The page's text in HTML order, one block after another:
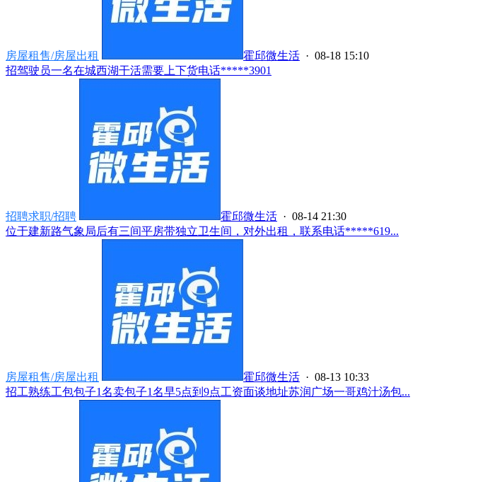
房屋租售/房屋出租 霍邱微生活 · 08-18 15:10
招驾驶员一名在城西湖干活需要上下货电话*****3901
招聘求职/招聘 霍邱微生活 · 08-14 21:30
位于建新路气象局后有三间平房带独立卫生间，对外出租，联系电话*****619...
房屋租售/房屋出租 霍邱微生活 · 08-13 10:33
招工熟练工包包子1名卖包子1名早5点到9点工资面谈地址苏润广场一哥鸡汁汤包...